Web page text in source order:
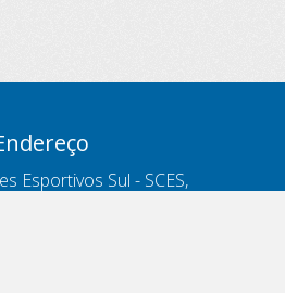
Esportivos Sul - SCES,